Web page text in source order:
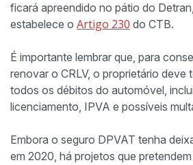
ficará apreendido no pátio do
estabelece o Artigo 230 do CTB.
É importante lembrar que, para
renovar o CRLV, o proprietário deve
todos os débitos do automóvel,
licenciamento, IPVA e possíveis
Embora o seguro DPVAT tenha
em 2020, há projetos que